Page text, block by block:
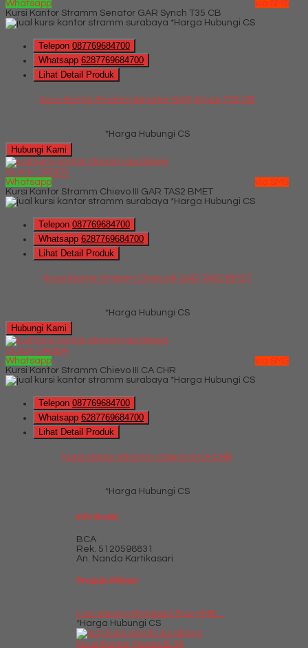
Whatsapp
via SMS
Kursi Kantor Stramm Senator GAR Synch T35 CB
*Harga Hubungi CS
Telepon 087769684700
Whatsapp 6287769684700
Lihat Detail Produk
Kursi Kantor Stramm Senator GAR Synch T35 CB
*Harga Hubungi CS
Hubungi Kami
QUICK ORDER
Whatsapp
via SMS
Kursi Kantor Stramm Chievo III GAR TAS2 BMET
*Harga Hubungi CS
Telepon 087769684700
Whatsapp 6287769684700
Lihat Detail Produk
Kursi Kantor Stramm Chievo III GAR TAS2 BMET
*Harga Hubungi CS
Hubungi Kami
QUICK ORDER
Whatsapp
via SMS
Kursi Kantor Stramm Chievo III CA CHR
*Harga Hubungi CS
Telepon 087769684700
Whatsapp 6287769684700
Lihat Detail Produk
Kursi Kantor Stramm Chievo III CA CHR
*Harga Hubungi CS
Info Bank
BCA
Rek. 5120598831
An. Nanda Kartikasari
Produk Pilihan
Laci dorong Highpoint Five HMB....
*Harga Hubungi CS
Kursi Kantor Polaris B 30